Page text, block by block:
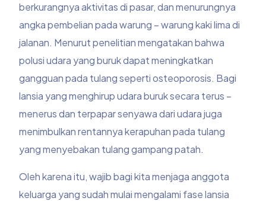
berkurangnya aktivitas di pasar, dan menurungnya
angka pembelian pada warung – warung kaki lima di
jalanan. Menurut penelitian mengatakan bahwa
polusi udara yang buruk dapat meningkatkan
gangguan pada tulang sepertiosteoporosis. Bagi
lansia yang menghirup udara buruk secara terus –
menerus dan terpapar senyawa dari udara juga
menimbulkan rentannya kerapuhan pada tulang
yang menyebakan tulang gampang patah.
Oleh karena itu, wajib bagi kita menjaga anggota
keluarga yang sudah mulai mengalami faselansia